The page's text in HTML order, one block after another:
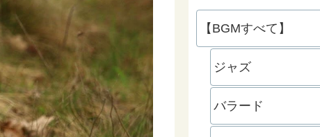
【BGMすべて】
ジャズ
バラード